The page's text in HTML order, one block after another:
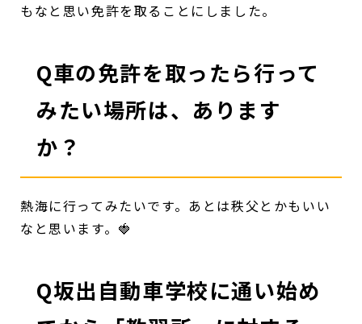
もなと思い免許を取ることにしました。
Q車の免許を取ったら行って
みたい場所は、あります
か？
熱海に行ってみたいです。あとは秩父とかもいい
なと思います。🍓
Q坂出自動車学校に通い始め